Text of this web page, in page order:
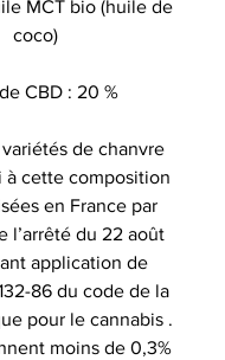
MCT bio (huile de
coco)
CBD : 20 %
de chanvre
à cette composition
en France par
l’arrêté du 22 août
application de
86 du code de la
pour le cannabis .
moins de 0,3%